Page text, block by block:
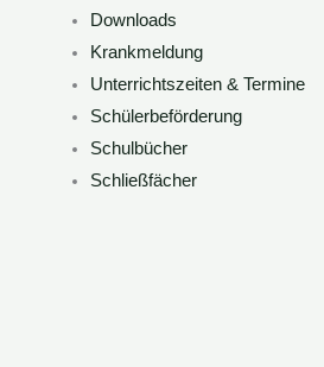
Downloads
Krankmeldung
Unterrichtszeiten & Termine
Schülerbeförderung
Schulbücher
Schließfächer